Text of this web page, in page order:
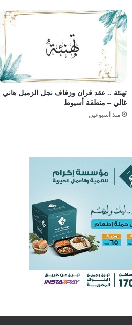
تهنئة .. عقد قران وزفاف نجل الزميل هاني
غالي – منطقة أسيوط
منذ أسبوعين